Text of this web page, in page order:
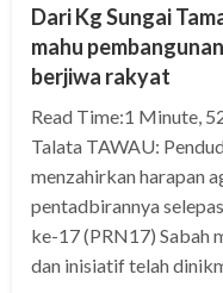
Dari Kg Sungai
mahu
berjiwa rakyat
Read Time:1 Minute,
Talata TAWAU:
menzahirkan harapan
pentadbirannya
ke-17 (PRN17) Sabah
dan inisiatif telah